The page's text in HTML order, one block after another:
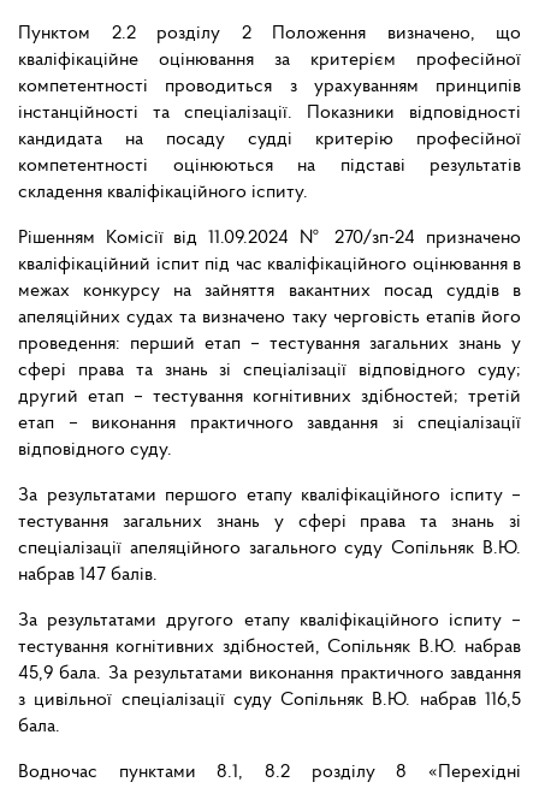
Пунктом 2.2 розділу 2 Положення визначено, що
кваліфікаційне оцінювання за критерієм професійної
компетентності проводиться з урахуванням принципів
інстанційності та спеціалізації. Показники відповідності
кандидата на посаду судді критерію професійної
компетентності оцінюються на підставі результатів
складення кваліфікаційного іспиту.
Рішенням Комісії від 11.09.2024 № 270/зп-24 призначено
кваліфікаційний іспит під час кваліфікаційного оцінювання в
межах конкурсу на зайняття вакантних посад суддів в
апеляційних судах та визначено таку черговість етапів його
проведення: перший етап – тестування загальних знань у
сфері права та знань зі спеціалізації відповідного суду;
другий етап – тестування когнітивних здібностей; третій
етап – виконання практичного завдання зі спеціалізації
відповідного суду.
За результатами першого етапу кваліфікаційного іспиту –
тестування загальних знань у сфері права та знань зі
спеціалізації апеляційного загального суду Сопільняк В.Ю.
набрав 147 балів.
За результатами другого етапу кваліфікаційного іспиту –
тестування когнітивних здібностей, Сопільняк В.Ю. набрав
45,9 бала. За результатами виконання практичного завдання
з цивільної спеціалізації суду Сопільняк В.Ю. набрав 116,5
бала.
Водночас пунктами 8.1, 8.2 розділу 8 «Перехідні